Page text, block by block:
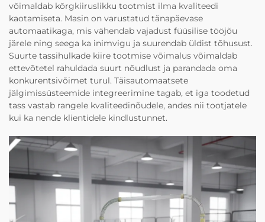
võimaldab kõrgkiiruslikku tootmist ilma kvaliteedi
kaotamiseta. Masin on varustatud tänapäevase
automaatikaga, mis vähendab vajadust füüsilise tööjõu
järele ning seega ka inimvigu ja suurendab üldist tõhusust.
Suurte tassihulkade kiire tootmise võimalus võimaldab
ettevõtetel rahuldada suurt nõudlust ja parandada oma
konkurentsivõimet turul. Täisautomaatsete
jälgimissüsteemide integreerimine tagab, et iga toodetud
tass vastab rangele kvaliteedinõudele, andes nii tootjatele
kui ka nende klientidele kindlustunnet.